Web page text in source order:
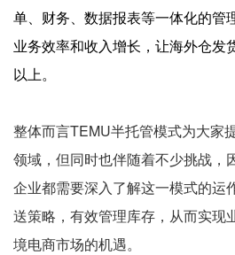
单、财务、数据报表等一体化的管
业务效率和收入增长，让海外仓发
以上。
整体而言TEMU半托管模式为大家
领域，但同时也伴随着不少挑战，
企业都需要深入了解这一模式的运
送策略，有效管理库存，从而实现
境电商市场的机遇。